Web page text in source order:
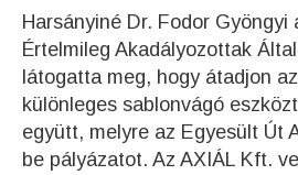
Harsányiné Dr. Fodor Gyöngyi
Értelmileg Akadályozottak
látogatta meg, hogy átadjon
különleges sablonvágó
együtt, melyre az Egyesült Út
be pályázatot. Az AXIÁL Kft.